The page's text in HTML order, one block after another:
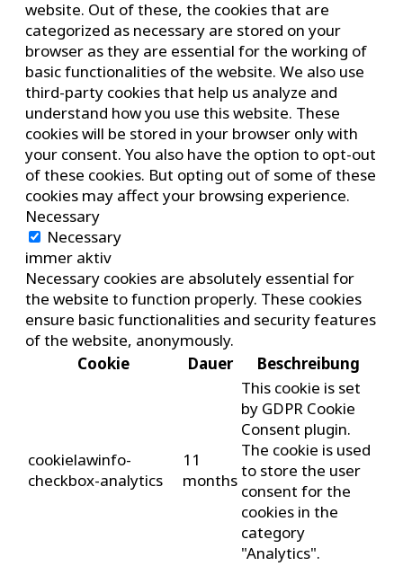
website. Out of these, the cookies that are
categorized as necessary are stored on your
browser as they are essential for the working of
basic functionalities of the website. We also use
third-party cookies that help us analyze and
understand how you use this website. These
cookies will be stored in your browser only with
your consent. You also have the option to opt-out
of these cookies. But opting out of some of these
cookies may affect your browsing experience.
Necessary
Necessary
immer aktiv
Necessary cookies are absolutely essential for
the website to function properly. These cookies
ensure basic functionalities and security features
of the website, anonymously.
Cookie
Dauer Beschreibung
cookielawinfo-
checkbox-analytics
11
months
This cookie is set
by GDPR Cookie
Consent plugin.
The cookie is used
to store the user
consent for the
cookies in the
category
"Analytics".